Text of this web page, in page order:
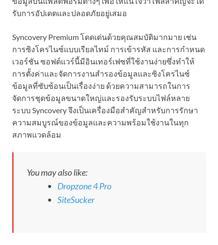
รับการอัปเดตและปลอดภัยอยู่เสมอ
Syncovery Premium โดดเด่นด้วยคุณสมบัติมากมาย เช่น
การซิงโครไนซ์แบบเรียลไทม์ การเข้ารหัส และการกำหนด
เวอร์ชัน ซอฟต์แวร์นี้มีอินเทอร์เฟซที่ใช้งานง่ายซึ่งทำให้
การตั้งค่าและจัดการงานสำรองข้อมูลและซิงโครไนซ์
ข้อมูลที่ซับซ้อนเป็นเรื่องง่าย ด้วยความสามารถในการ
จัดการชุดข้อมูลขนาดใหญ่และรองรับระบบไฟล์หลาย
ระบบ Syncovery จึงเป็นเครื่องมือสำคัญสำหรับการรักษา
ความสมบูรณ์ของข้อมูลและความพร้อมใช้งานในทุก
สภาพแวดล้อม
You may also like:
Dropzone 4 Pro
SiteSucker